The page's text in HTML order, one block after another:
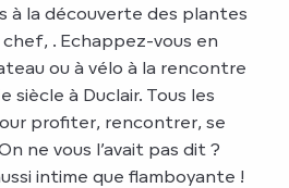
à la découverte des plantes
. Echappez-vous en
ou à vélo à la rencontre
siècle à Duclair. Tous les
profiter, rencontrer, se
ne vous l’avait pas dit ?
intime que flamboyante !